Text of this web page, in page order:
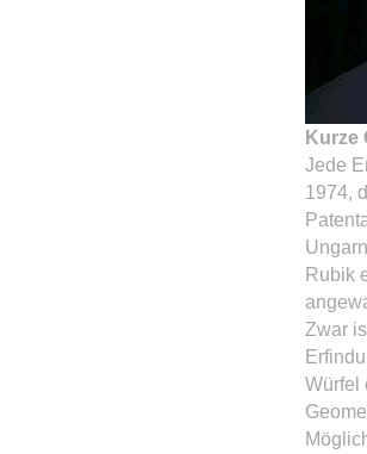
Kurze
Jede
1974,
Rubik
Zwar
Würfel